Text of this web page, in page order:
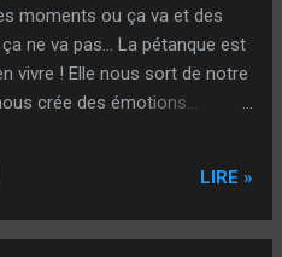
moments ou ça va et des
ne va pas... La pétanque est
vivre ! Elle nous sort de notre
crée des émotions...
"On" m'a dit : Tu ne montes
comme d'habitude ! Et j'en
LIRE »